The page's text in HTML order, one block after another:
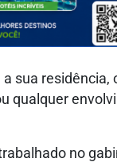
sua
qualquer
no